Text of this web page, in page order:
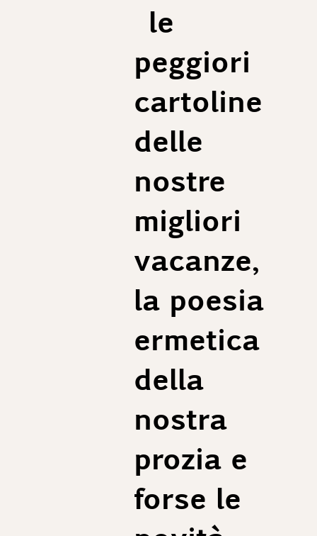
le
peggiori
cartoline
delle
nostre
migliori
vacanze,
la poesia
ermetica
della
nostra
prozia e
forse le